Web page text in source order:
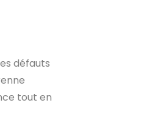
défauts
tout en